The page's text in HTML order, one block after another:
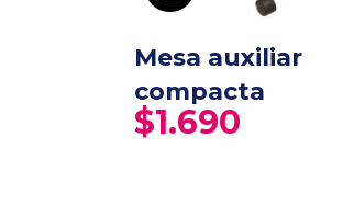
Mesa auxiliar
compacta
$1.690